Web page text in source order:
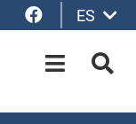
Facebook
ES
OPEN-